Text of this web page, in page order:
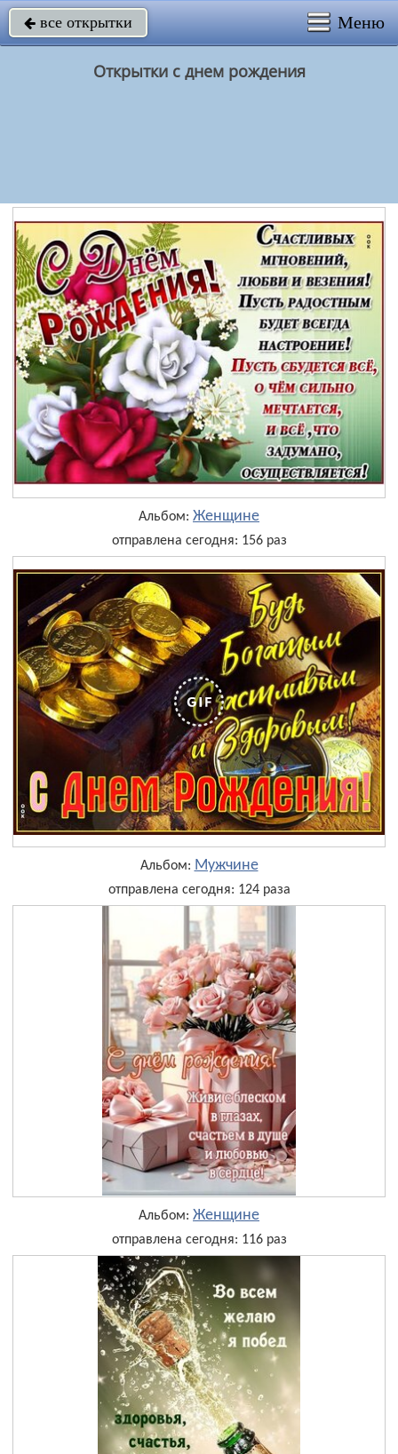
 все открытки Меню
Открытки с днем рождения
Альбом: Женщине
отправлена сегодня: 156 раз
Альбом: Мужчине
отправлена сегодня: 124 раза
Альбом: Женщине
отправлена сегодня: 116 раз